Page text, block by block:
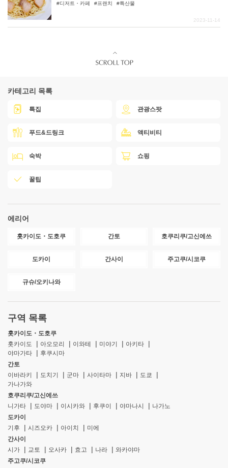
디저트・카페 프랜치 특산물
2023-11-14
카테고리 목록
특집 관광스팟
푸드&드링크 액티비티
숙박 쇼핑
꿀팁
에리어
홋카이도・도호쿠 간토 호쿠리쿠/고신에쓰
도카이 간사이 주고쿠/시코쿠
규슈/오키나와
구역 목록
홋카이도・도호쿠
홋카이도
아오모리 이와테 미야기
아키타
야마가타
후쿠시마
간토
이바라키
도치기 군마 사이타마 지바
도쿄
가나가와
호쿠리쿠/고신에쓰
니가타
도야마 이시카와 후쿠이 야마나시
나가노
도카이
기후
시즈오카 아이치
미에
간사이
시가
교토 오사카 효고 나라
와카야마
주고쿠/시코쿠